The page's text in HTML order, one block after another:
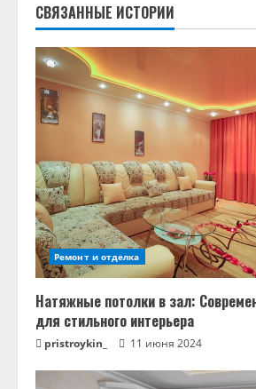
ж
и
т
ь
ч
т
е
н
и
е
СВЯЗАННЫЕ ИСТОРИИ
Ремонт и отделка
Натяжные потолки в зал:
для стильного интерьера
pristroykin_ 11 июня 2024